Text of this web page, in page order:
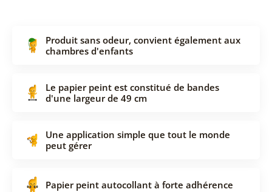
Produit sans odeur, convient également aux
chambres d'enfants
Le papier peint est constitué de bandes
d'une largeur de 49 cm
Une application simple que tout le monde
peut gérer
Papier peint autocollant à forte adhérence